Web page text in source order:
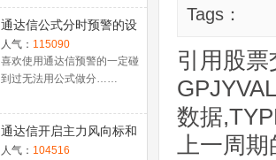
通达信公式分时预警的设
置
人气： 115090
喜欢使用通达信预警的一定碰
到过无法用公式做分……
通达信开启主力风向标和
主力轨迹图【图解】
人气： 104516
Tags：
引用股
数据
上一周期